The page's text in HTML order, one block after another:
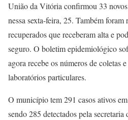
União da Vitória confirmou 33
nessa sexta-feira, 25. Também foram
recuperados que receberam alta e
seguro. O boletim epidemiológico
agora recebe os números de coletas
laboratórios particulares.
O município tem 291 casos ativos
sendo 285 detectados pela secretaria